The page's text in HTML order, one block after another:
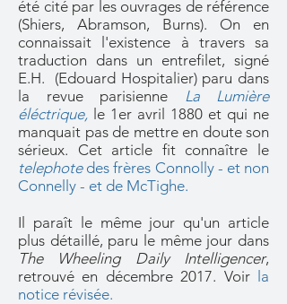
été cité par les ouvrages de référence
(Shiers, Abramson, Burns). On en
connaissait l'existence à travers sa
traduction dans un entrefilet, signé
E.H. (Edouard Hospitalier) paru dans
la revue parisienne La Lumière
éléctrique, le 1er avril 1880 et qui ne
manquait pas de mettre en doute son
sérieux. Cet article fit connaître le
telephote des frères Connolly - et non
Connelly - et de McTighe.
Il paraît le même jour qu'un article
plus détaillé, paru le même jour dans
The Wheeling Daily Intelligencer,
retrouvé en décembre 2017. Voir
la
notice révisée.